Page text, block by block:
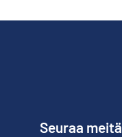
Seuraa meitä